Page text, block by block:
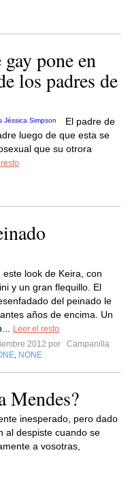
pone en
los padres de
El padre de
luego de que esta se
que su otrora
este look de Keira, con
y un gran flequillo. El
del peinado le
años de encima. Un
Leer el resto
2012 por
Campanilla
NONE
Mendes?
inesperado, pero dado
al despiste cuando se
a vosotras,